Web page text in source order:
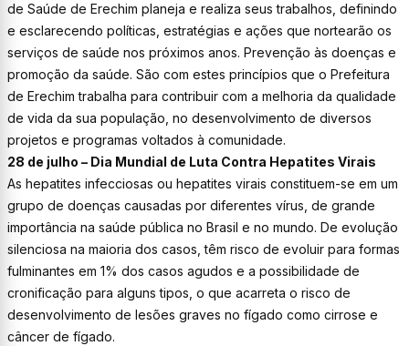
de Saúde de Erechim planeja e realiza seus trabalhos, definindo
e esclarecendo políticas, estratégias e ações que nortearão os
serviços de saúde nos próximos anos. Prevenção às doenças e
promoção da saúde. São com estes princípios que o Prefeitura
de Erechim trabalha para contribuir com a melhoria da qualidade
de vida da sua população, no desenvolvimento de diversos
projetos e programas voltados à comunidade.
28 de julho – Dia Mundial de Luta Contra Hepatites Virais
As hepatites infecciosas ou hepatites virais constituem-se em um
grupo de doenças causadas por diferentes vírus, de grande
importância na saúde pública no Brasil e no mundo. De evolução
silenciosa na maioria dos casos, têm risco de evoluir para formas
fulminantes em 1% dos casos agudos e a possibilidade de
cronificação para alguns tipos, o que acarreta o risco de
desenvolvimento de lesões graves no fígado como cirrose e
câncer de fígado.